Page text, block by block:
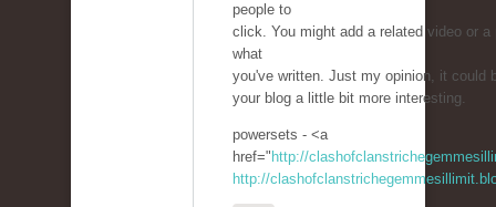
people to
click. You might add a related video or
what
you've written. Just my opinion, it could
your blog a little bit more interesting.
powersets - <a
href=" http://
http://